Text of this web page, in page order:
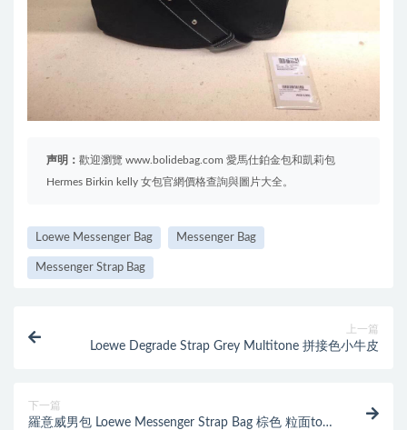
声明： 歡迎瀏覽 www.bolidebag.com 愛馬仕鉑金包和凱莉包
Hermes Birkin kelly 女包官網價格查詢與圖片大全。
Loewe Messenger Bag Messenger Bag
Messenger Strap Bag
上一篇
Loewe Degrade Strap Grey Multitone 拼接色小牛皮
下一篇
羅意威男包 Loewe Messenger Strap Bag 棕色 粒面togo